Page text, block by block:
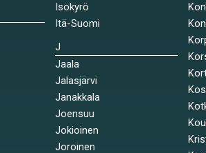
Isokyrö
Itä-Suomi
J
Jaala
Jalasjärvi
Janakkala
Joensuu
Jokioinen
Joroinen